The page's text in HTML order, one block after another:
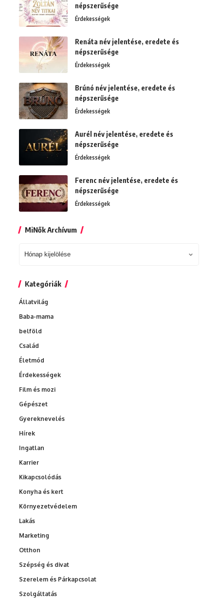
népszerűsége
Érdekességek
Renáta név jelentése, eredete és
népszerűsége
Érdekességek
Brúnó név jelentése, eredete és
népszerűsége
Érdekességek
Aurél név jelentése, eredete és
népszerűsége
Érdekességek
Ferenc név jelentése, eredete és
népszerűsége
Érdekességek
MiNők Archívum
MiNők
Kategóriák
Állatvilág
Baba-mama
belföld
Család
Életmód
Érdekességek
Film és mozi
Gépészet
Gyereknevelés
Hírek
Ingatlan
Karrier
Kikapcsolódás
Konyha és kert
Környezetvédelem
Lakás
Marketing
Otthon
Szépség és divat
Szerelem és Párkapcsolat
Szolgáltatás